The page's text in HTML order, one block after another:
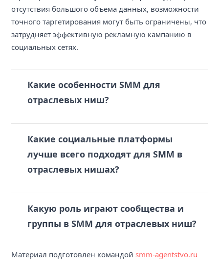
отсутствия большого объема данных, возможности
точного таргетирования могут быть ограничены, что
затрудняет эффективную рекламную кампанию в
социальных сетях.
Какие особенности SMM для
отраслевых ниш?
Какие социальные платформы
лучше всего подходят для SMM в
отраслевых нишах?
Какую роль играют сообщества и
группы в SMM для отраслевых ниш?
Материал подготовлен командой smm-agentstvo.ru